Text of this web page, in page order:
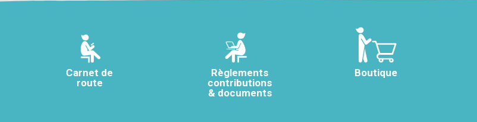
Carnet de
route
Règlements
contributions
& documents
Boutique